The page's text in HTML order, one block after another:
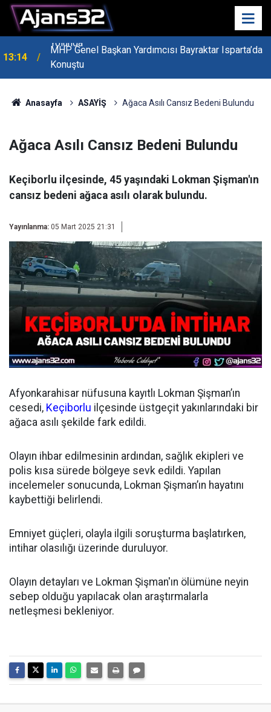
13:14
MHP Genel Başkan Yardımcısı Bayraktar Isparta’da
Konuştu
Anasayfa ASAYİŞ Ağaca Asılı Cansız Bedeni Bulundu
Ağaca Asılı Cansız Bedeni Bulundu
Keçiborlu ilçesinde, 45 yaşındaki Lokman Şişman'ın
cansız bedeni ağaca asılı olarak bulundu.
Yayınlanma: 05 Mart 2025 21:31
Afyonkarahisar nüfusuna kayıtlı Lokman Şişman’ın
cesedi, Keçiborlu ilçesinde üstgeçit yakınlarındaki bir
ağaca asılı şekilde fark edildi.
Olayın ihbar edilmesinin ardından, sağlık ekipleri ve
polis kısa sürede bölgeye sevk edildi. Yapılan
incelemeler sonucunda, Lokman Şişman’ın hayatını
kaybettiği belirlendi.
Emniyet güçleri, olayla ilgili soruşturma başlatırken,
intihar olasılığı üzerinde duruluyor.
Olayın detayları ve Lokman Şişman'ın ölümüne neyin
sebep olduğu yapılacak olan araştırmalarla
netleşmesi bekleniyor.